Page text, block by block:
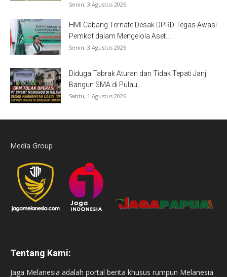
Senin, 3 Agustus 2026
HMI Cabang Ternate Desak DPRD Tegas Awasi
Pemkot dalam Mengelola Aset...
Senin, 3 Agustus 2026
Diduga Tabrak Aturan dan Tidak Tepati Janji
Bangun SMA di Pulau...
Sabtu, 1 Agustus 2026
Media Group
Tentang Kami:
Jaga Melanesia adalah portal berita khusus rumpun Melanesia